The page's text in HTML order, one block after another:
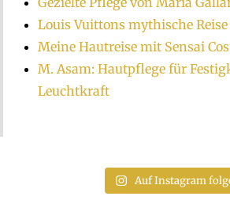
Louis Vuittons mythische Reise
Meine Hautreise mit Sensai
M. Asam: Hautpflege für
Leuchtkraft
Auf Instagram